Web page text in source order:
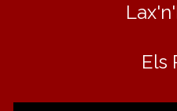
Els